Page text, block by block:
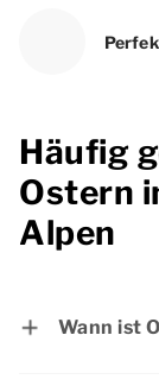
Häufig
Ostern
Alpen
Wann ist